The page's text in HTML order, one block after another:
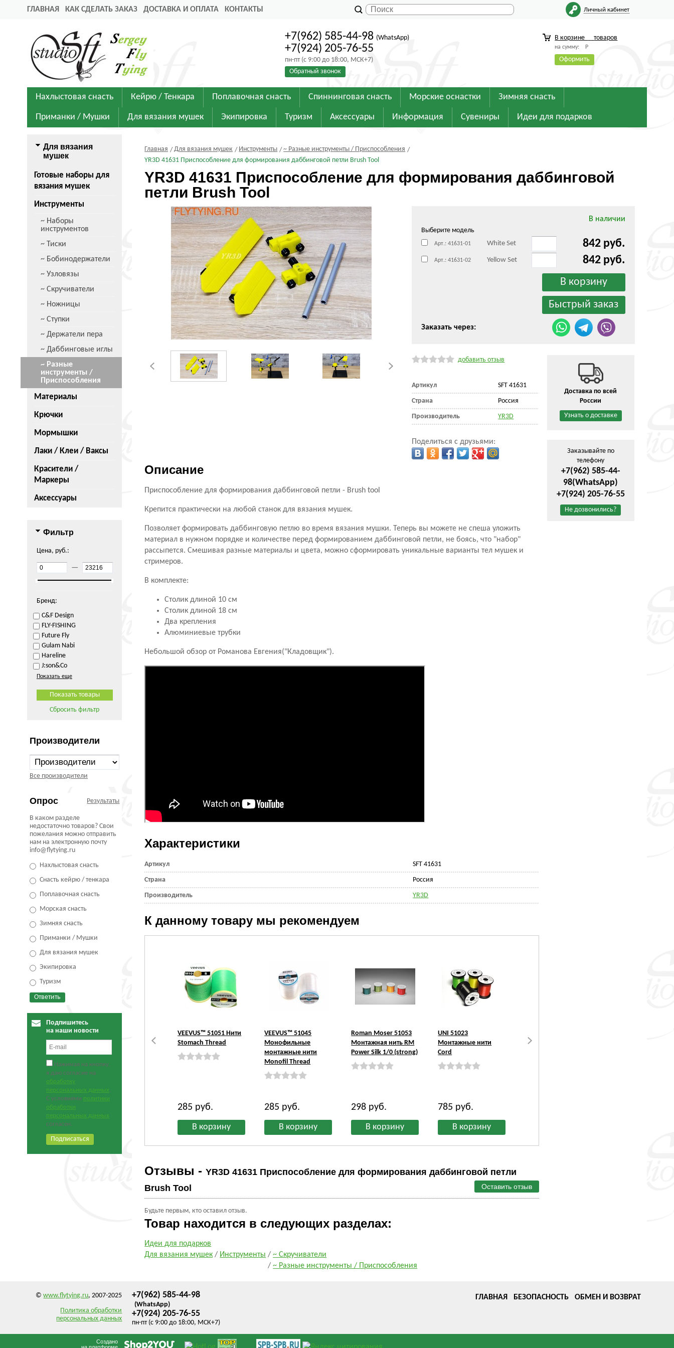
ГЛАВНАЯ КАК СДЕЛАТЬ ЗАКАЗ ДОСТАВКА И ОПЛАТА КОНТАКТЫ Личный кабинет
+7(962) 585-44-98 (WhatsApp)
+7(924) 205-76-55
пн-пт (с 9:00 до 18:00, МСК+7)
Обратный звонок
В корзине товаров
на сумму: Р
Оформить
Нахлыстовая снасть Кейрю / Тенкара Поплавочная снасть Спиннинговая снасть Морские оснастки Зимняя снасть
Приманки / Мушки Для вязания мушек Экипировка Туризм Аксессуары Информация Сувениры Идеи для подарков
Для вязания
мушек
Готовые наборы для
вязания мушек
Инструменты
~ Наборы
инструментов
~ Тиски
~ Бобинодержатели
~ Узловязы
~ Скручиватели
~ Ножницы
~ Ступки
~ Держатели пера
~ Даббинговые иглы
~ Разные
инструменты /
Приспособления
Материалы
Крючки
Мормышки
Лаки / Клеи / Ваксы
Красители /
Маркеры
Аксессуары
Фильтр
Цена, руб.:
—
Бренд:
C&F Design
FLY-FISHING
Future Fly
Gulam Nabi
Hareline
J:son&Co
Показать еще
Сбросить фильтр
Производители
Все производители
Опрос Результаты
В каком разделе
недостаточно товаров? Свои
пожелания можно отправить
нам на электронную почту
info@flytying.ru
Нахлыстовая снасть
Снасть кейрю / тенкара
Поплавочная снасть
Морская снасть
Зимняя снасть
Приманки / Мушки
Для вязания мушек
Экипировка
Туризм
Подпишитесь
на наши новости
Нажимая на кнопку,
я даю согласие на
обработку
персональных данных.
С условиями политики
обработки
персональных данных
согласен.
Главная Для вязания мушек Инструменты
~ Разные инструменты / Приспособления
YR3D 41631 Приспособление для формирования даббинговой петли Brush Tool
YR3D 41631 Приспособление для формирования даббинговой
петли Brush Tool
В наличии
Выберите модель
Арт.: 41631-01 White Set 842 руб.
Арт.: 41631-02 Yellow Set 842 руб.
Заказать через:
добавить отзыв
Артикул SFT 41631
Страна Россия
Производитель YR3D
Поделиться с друзьями:
Описание
Приспособление для формирования даббинговой петли - Brush tool
Крепится практически на любой станок для вязания мушек.
Позволяет формировать даббинговую петлю во время вязания мушки. Теперь вы можете не спеша уложить
материал в нужном порядке и количестве перед формированием даббинговой петли, не боясь, что "набор"
рассыпется. Смешивая разные материалы и цвета, можно сформировать уникальные варианты тел мушек и
стримеров.
В комплекте:
Столик длиной 10 см
Столик длиной 18 см
Два крепления
Алюминиевые трубки
Небольшой обзор от Романова Евгения("Кладовщик").
Характеристики
Артикул SFT 41631
Страна Россия
Производитель YR3D
К данному товару мы рекомендуем
VEEVUS™ 51051 Нити
Stomach Thread
285 руб.
VEEVUS™ 51045
Монофильные
монтажные нити
Monofil Thread
285 руб.
Roman Moser 51053
Монтажная нить RM
Power Silk 1/0 (strong)
298 руб.
UNI 51023
Монтажные нити
Cord
785 руб.
Монтажная нить
Отзывы -YR3D 41631 Приспособление для формирования даббинговой петли
Brush Tool
Оставить отзыв
Будьте первым, кто оставил отзыв.
Доставка по всей
России
Узнать о доставке
Заказывайте по
телефону
+7(962) 585-44-
98(WhatsApp)
+7(924) 205-76-55
Не дозвонились?
Товар находится в следующих разделах:
Идеи для подарков
Для вязания мушек / Инструменты /~ Скручиватели
/~ Разные инструменты / Приспособления
©www.flytying.ru, 2007-2025
Политика обработки
персональных данных
+7(962) 585-44-98
(WhatsApp)
+7(924) 205-76-55
пн-пт (с 9:00 до 18:00, МСК+7)
ГЛАВНАЯ БЕЗОПАСНОСТЬ ОБМЕН И ВОЗВРАТ
Создано